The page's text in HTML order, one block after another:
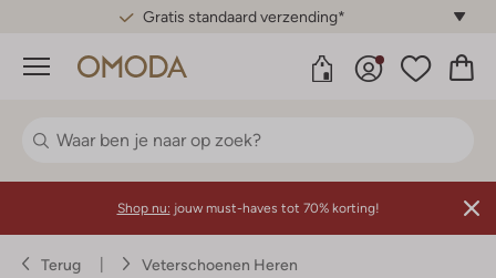
Gratis standaard verzending*
Menu
Shop nu: jouw must-haves tot 70% korting!
Terug Veterschoenen Heren